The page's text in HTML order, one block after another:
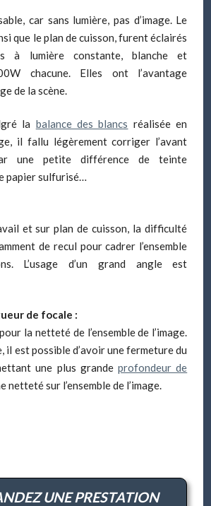
car sans lumière, pas d’image. Le
que le plan de cuisson, furent éclairés
à lumière constante, blanche et
chacune. Elles ont l’avantage
de la scène.
la balance des blancs réalisée en
il fallu légèrement corriger l’avant
une petite différence de teinte
papier sulfurisé…
et sur plan de cuisson, la difficulté
de recul pour cadrer l’ensemble
L’usage d’un grand angle est
de focale :
la netteté de l’ensemble de l’image.
il est possible d’avoir une fermeture du
une plus grande profondeur de
netteté sur l’ensemble de l’image.
UNE PRESTATION